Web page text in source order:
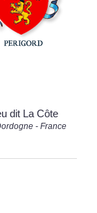
dit La Côte
- France